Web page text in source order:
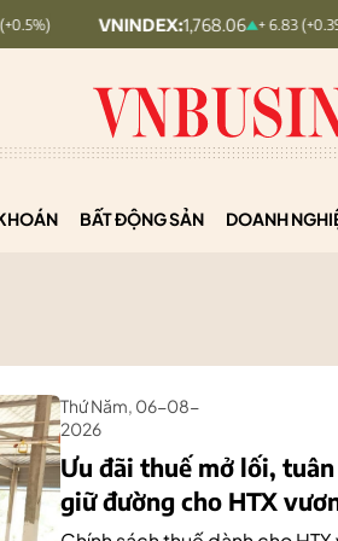
VNINDEX: 1,768.06 + 6.83 (+0.39%)
BẤT ĐỘNG SẢN DOANH
Thứ Năm, 06-08-
2026
Ưu đãi thuế mở lối,
giữ đường cho HTX